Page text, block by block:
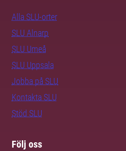
Alla SLU-orter
SLU Alnarp
SLU Umeå
SLU Uppsala
Jobba på SLU
Kontakta SLU
Stöd SLU
Följ oss